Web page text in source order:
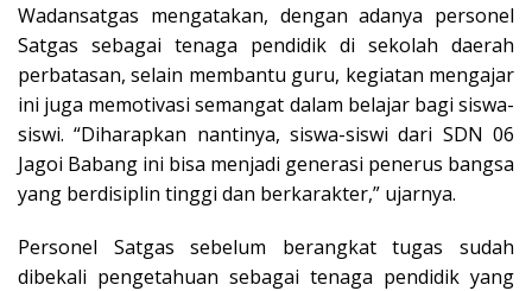
Wadansatgas mengatakan, dengan adanya personel
Satgas sebagai tenaga pendidik di sekolah daerah
perbatasan, selain membantu guru, kegiatan mengajar
ini juga memotivasi semangat dalam belajar bagi siswa-
siswi. “Diharapkan nantinya, siswa-siswi dari SDN 06
Jagoi Babang ini bisa menjadi generasi penerus bangsa
yang berdisiplin tinggi dan berkarakter,” ujarnya.
Personel Satgas sebelum berangkat tugas sudah
dibekali pengetahuan sebagai tenaga pendidik yang